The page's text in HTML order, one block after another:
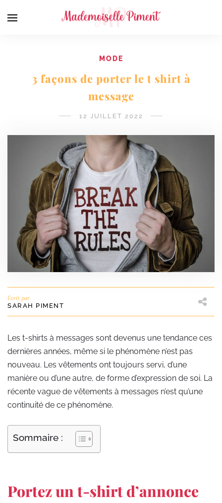
MODE
3 façons de porter le t shirt à
message
12 JUILLET 2022
Écrit par
SARAH PIMENT
Les t-shirts à messages sont devenus une tendance ces
dernières années, même si le phénomène n’est pas
nouveau. Les vêtements ont toujours servi, d’une
manière ou d’une autre, de forme d’expression de soi. La
récente vague de vêtements à messages n’est qu’une
continuité de ce phénomène.
Sommaire :
Portez un t-shirt d’annonce